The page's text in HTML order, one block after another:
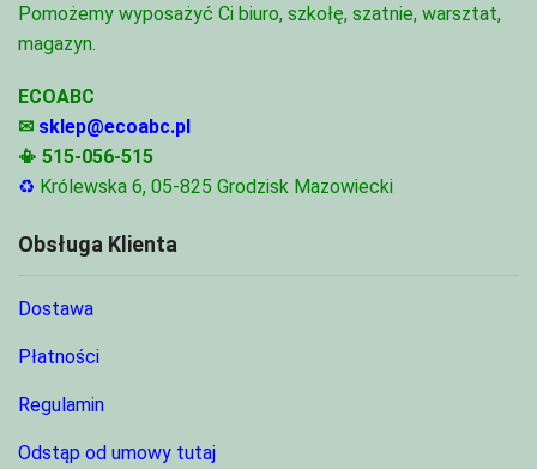
Pomożemy wyposażyć Ci biuro, szkołę, szatnie, warsztat,
magazyn.
ECOABC
✉ sklep@ecoabc.pl
📳 515-056-515
♻ Królewska 6, 05-825 Grodzisk Mazowiecki
Obsługa Klienta
Dostawa
Płatności
Regulamin
Odstąp od umowy tutaj